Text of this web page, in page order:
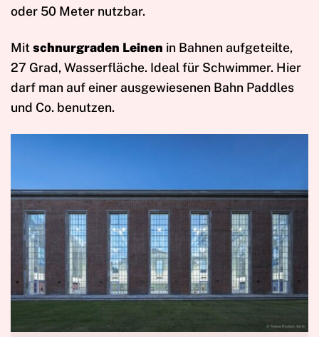
oder 50 Meter nutzbar.
Mitschnurgraden Leinen in Bahnen aufgeteilte,
27 Grad, Wasserfläche. Ideal für Schwimmer. Hier
darf man auf einer ausgewiesenen Bahn Paddles
und Co. benutzen.